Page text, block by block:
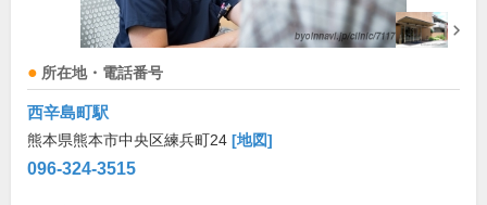
所在地・電話番号
西辛島町駅
熊本県熊本市中央区練兵町24 [地図]
096-324-3515